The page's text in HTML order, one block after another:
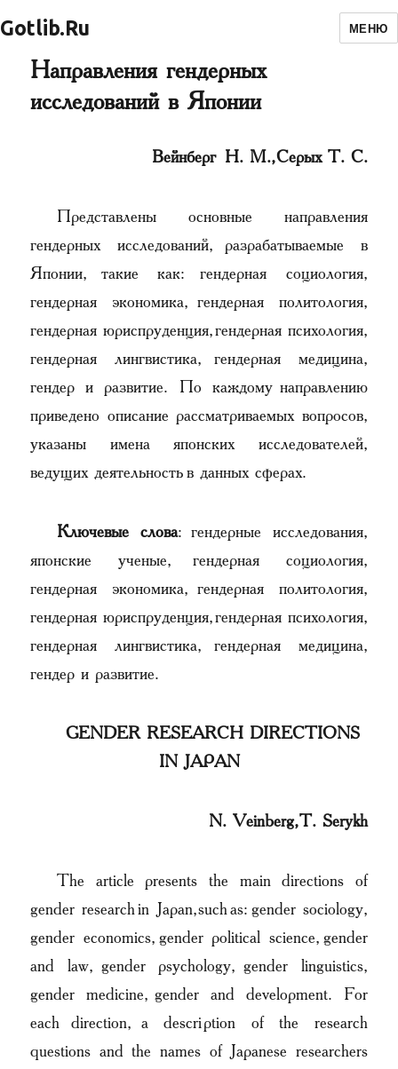
Gotlib.Ru МЕНЮ
Направления гендерных
исследований в Японии
Вейнберг Н. М., Серых Т. С.
Представлены основные направления
гендерных исследований, разрабатываемые в
Японии, такие как: гендерная социология,
гендерная экономика, гендерная политология,
гендерная юриспруденция, гендерная психология,
гендерная лингвистика, гендерная медицина,
гендер и развитие. По каждому направлению
приведено описание рассматриваемых вопросов,
указаны имена японских исследователей,
ведущих деятельность в данных сферах.
Ключевые слова: гендерные исследования,
японские ученые, гендерная социология,
гендерная экономика, гендерная политология,
гендерная юриспруденция, гендерная психология,
гендерная лингвистика, гендерная медицина,
гендер и развитие.
GENDER RESEARCH DIRECTIONS
IN JAPAN
N. Veinberg, T. Serykh
The article presents the main directions of
gender research in Japan, such as: gender sociology,
gender economics, gender political science, gender
and law, gender psychology, gender linguistics,
gender medicine, gender and development. For
each direction, a description of the research
questions and the names of Japanese researchers